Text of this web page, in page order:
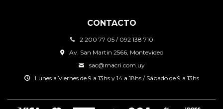
CONTACTO
2 200 77 05 / 092 138 710
Av. San Martin 2566, Montevideo
sac@macri.com.uy
Lunes a Viernes de 9 a 13hs y 14 a 18hs / Sábado de 9 a 13hs